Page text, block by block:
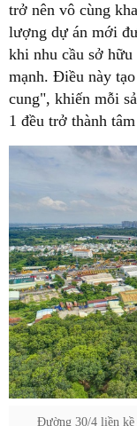
trở nên vô cùng
lượng dự án mới
khi nhu cầu sở
mạnh. Điều này
cung", khiến mỗi
1 đều trở thành
Đường 30/4 liền kề